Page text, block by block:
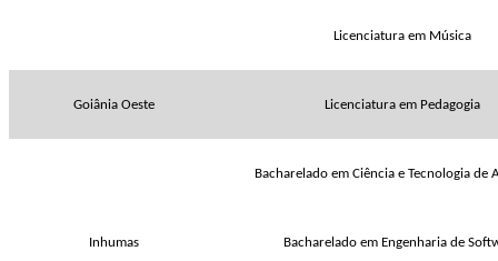
Licenciatura em Música
Goiânia Oeste Licenciatura em Pedagogia
Inhumas
Bacharelado em Ciência e Tecnologia de
Bacharelado em Engenharia de